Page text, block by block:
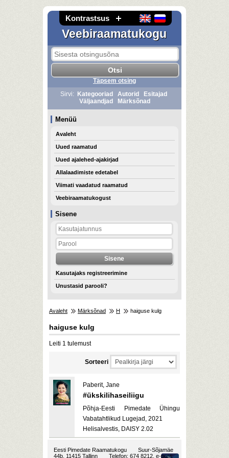
Kontrastsus
Veebiraamatukogu
Sisene
Kasutajaks registreerimine
Unustasid parooli?
Täpsem otsing
Sirvi:
Kategooriad Autorid
Esitajad
Väljaandjad
Märksõnad
Menüü
Avaleht
Uued raamatud
Uued ajalehed-ajakirjad
Allalaadimiste edetabel
Viimati vaadatud raamatud
Veebiraamatukogust
Avaleht Märksõnad H haiguse kulg
haiguse kulg
Leiti 1 tulemust
Sorteeri
Paberit, Jane
#ükskilihaseiliigu
Põhja-Eesti Pimedate Ühingu
Vabatahtlikud Lugejad, 2021
Helisalvestis, DAISY 2.02
Eesti Pimedate Raamatukogu
Suur-Sõjamäe
44b, 11415 Tallinn
Telefon: 674 8212, e-post: